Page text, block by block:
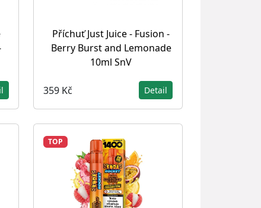
Příchuť Just Juice - Fusion -
Berry Burst and Lemonade
10ml SnV
359 Kč Detail
TOP